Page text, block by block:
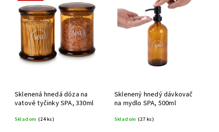
Najpredávanejšie
Abecedne
Sklenená hnedá dóza na
vatové tyčinky SPA, 330ml
Skladom (24 ks)
Sklenený hnedý dávkovač
na mydlo SPA, 500ml
Skladom (27 ks)